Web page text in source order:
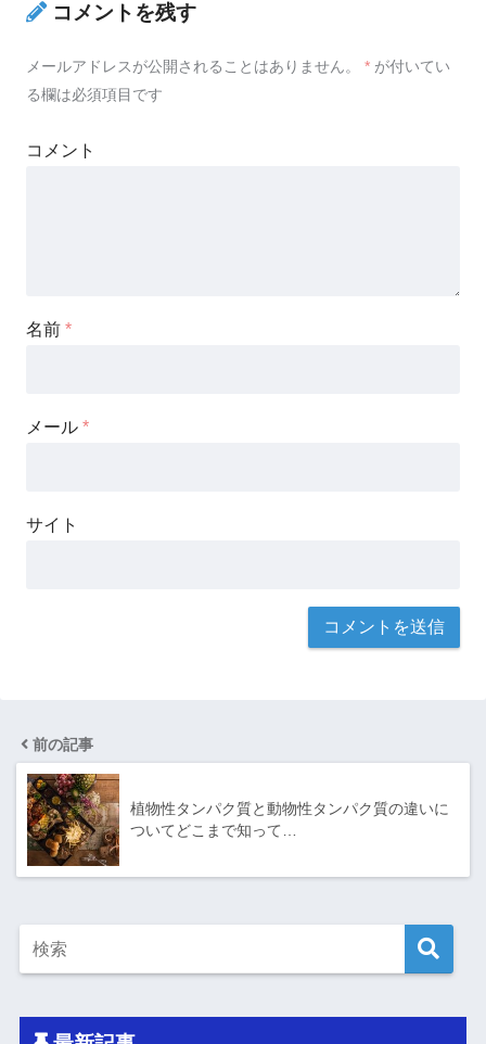
コメントを残す
メールアドレスが公開されることはありません。 * が付いてい
る欄は必須項目です
コメント
名前 *
メール *
サイト
前の記事
植物性タンパク質と動物性タンパク質の違いに
ついてどこまで知って…